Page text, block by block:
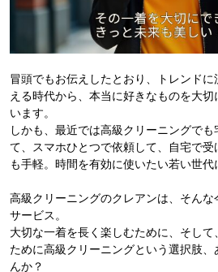
冒頭でもお伝えしたとおり、トレンド
える時代から、本当に好きなものを大
います。
しかも、最近では高級クリーニングで
て、スマホひとつで依頼して、自宅で
も手軽。時間を有効に使いたい若い世代
高級クリーニングのクレアンは、そん
サービス。
大切な一着を長く楽しむために、そして
ために高級クリーニングという選択肢
んか？